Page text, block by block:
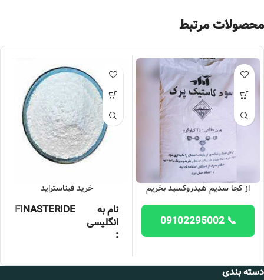
محصولات مرتبط
از کجا سدیم هیدروکسید بخریم
📞 09102295002
خرید فیناستراید
نام به
انگلیسی
:
FINASTERIDE
دسته بندی